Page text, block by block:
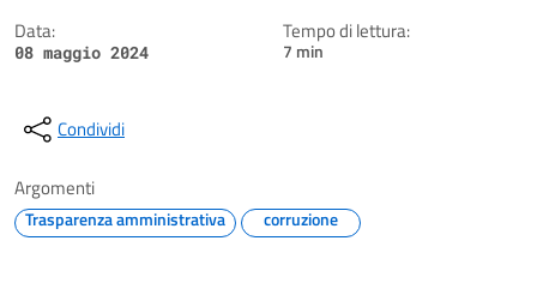
Data:
08 maggio 2024
Tempo di lettura:
7 min
Condividi
Argomenti
Trasparenza amministrativa corruzione